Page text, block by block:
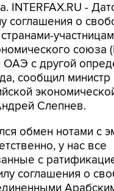
INTERFAX.RU -
соглашения о
союза
ОАЭ с другой
сообщил министр
Слепнев.
обмен нотами с
у нас все
с
соглашения о